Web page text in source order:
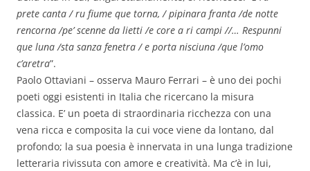
prete canta / ru fiume que torna, / pipinara franta /de notte
rencorna /pe’ scenne da lietti /e core a ri campi //… Respunni
que luna /sta sanza fenetra / e porta nisciuna /que l’omo
c’aretra”.
Paolo Ottaviani – osserva Mauro Ferrari – è uno dei pochi
poeti oggi esistenti in Italia che ricercano la misura
classica. E’ un poeta di straordinaria ricchezza con una
vena ricca e composita la cui voce viene da lontano, dal
profondo; la sua poesia è innervata in una lunga tradizione
letteraria rivissuta con amore e creatività. Ma c’è in lui,